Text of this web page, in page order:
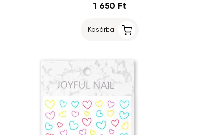
1 650 Ft
Kosárba